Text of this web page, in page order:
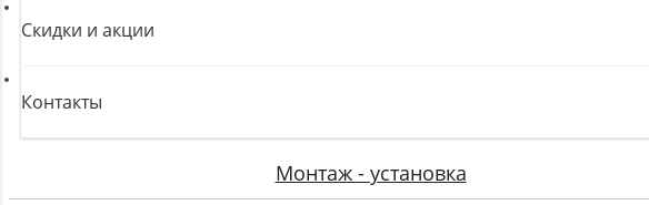
Скидки и акции
Контакты
Монтаж - установка